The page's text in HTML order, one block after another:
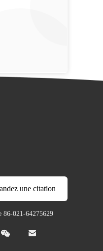
une citation
86-021-64275629
 